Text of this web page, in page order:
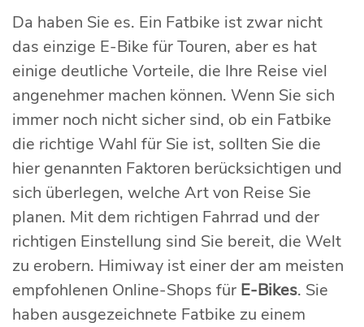
Da haben Sie es. Ein Fatbike ist zwar nicht
das einzige E-Bike für Touren, aber es hat
einige deutliche Vorteile, die Ihre Reise viel
angenehmer machen können. Wenn Sie sich
immer noch nicht sicher sind, ob ein Fatbike
die richtige Wahl für Sie ist, sollten Sie die
hier genannten Faktoren berücksichtigen und
sich überlegen, welche Art von Reise Sie
planen. Mit dem richtigen Fahrrad und der
richtigen Einstellung sind Sie bereit, die Welt
zu erobern. Himiway ist einer der am meisten
empfohlenen Online-Shops für E-Bikes. Sie
haben ausgezeichnete Fatbike zu einem